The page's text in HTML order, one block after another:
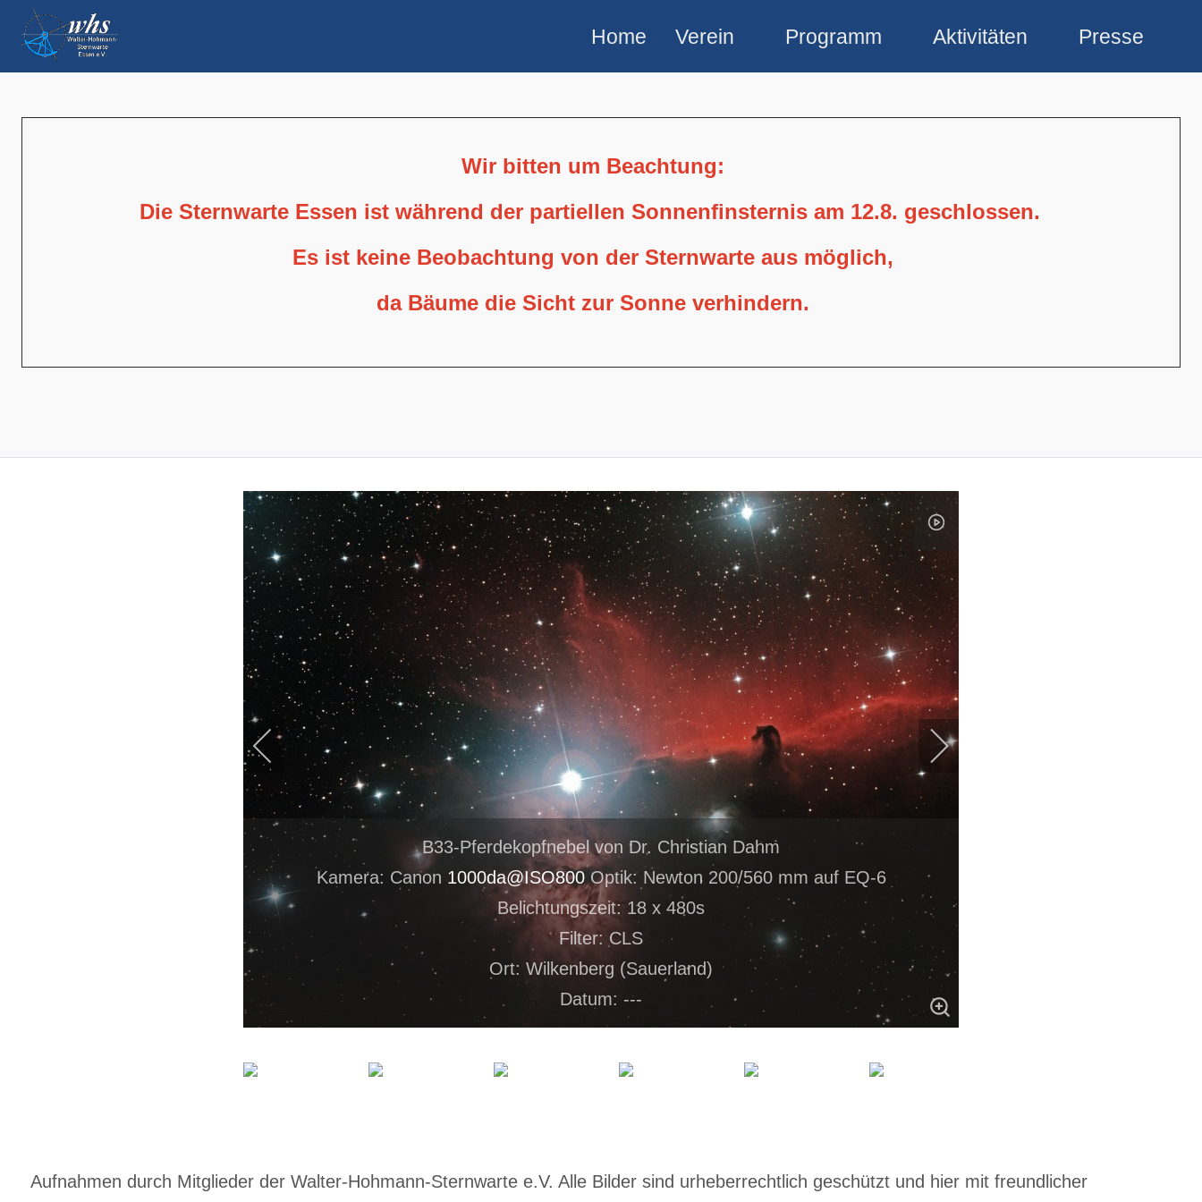
Home Verein Programm Aktivitäten Presse
Wir bitten um Beachtung:
Die Sternwarte Essen ist während der partiellen Sonnenfinsternis am 12.8. geschlossen.
Es ist keine Beobachtung von der Sternwarte aus möglich,
da Bäume die Sicht zur Sonne verhindern.
B33-Pferdekopfnebel von Dr. Christian Dahm
Kamera: Canon 1000da@ISO800Optik: Newton 200/560 mm auf EQ-6
Belichtungszeit: 18 x 480s
Filter: CLS
Ort: Wilkenberg (Sauerland)
Datum: ---
Aufnahmen durch Mitglieder der Walter-Hohmann-Sternwarte e.V. Alle Bilder sind urheberrechtlich geschützt und hier mit freundlicher